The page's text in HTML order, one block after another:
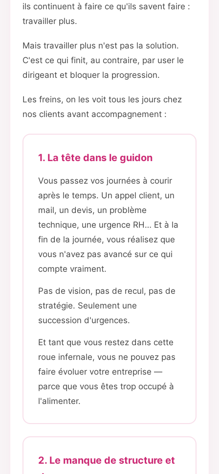
ils continuent à faire ce qu'ils savent faire :
travailler plus.
Mais travailler plus n'est pas la solution.
C'est ce qui finit, au contraire, par user le
dirigeant et bloquer la progression.
Les freins, on les voit tous les jours chez
nos clients avant accompagnement :
1. La tête dans le guidon
Vous passez vos journées à courir
après le temps. Un appel client, un
mail, un devis, un problème
technique, une urgence RH… Et à la
fin de la journée, vous réalisez que
vous n'avez pas avancé sur ce qui
compte vraiment.
Pas de vision, pas de recul, pas de
stratégie. Seulement une
succession d'urgences.
Et tant que vous restez dans cette
roue infernale, vous ne pouvez pas
faire évoluer votre entreprise —
parce que vous êtes trop occupé à
l'alimenter.
2. Le manque de structure et